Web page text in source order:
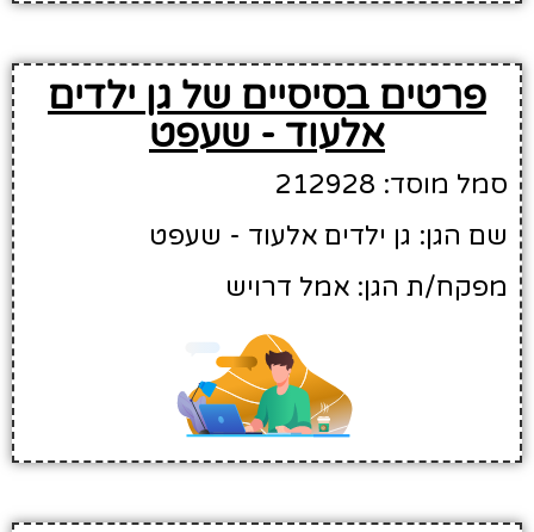
פרטים בסיסיים של גן ילדים
אלעוד - שעפט
סמל מוסד: 212928
שם הגן: גן ילדים אלעוד - שעפט
מפקח/ת הגן: אמל דרויש